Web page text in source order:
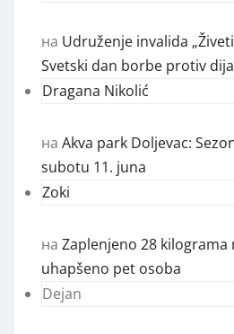
на Udruženje invalida
Svetski dan borbe protiv
Dragana Nikolić
на Akva park Doljevac:
subotu 11. juna
Zoki
на Zaplenjeno 28 kilograma
uhapšeno pet osoba
Dejan